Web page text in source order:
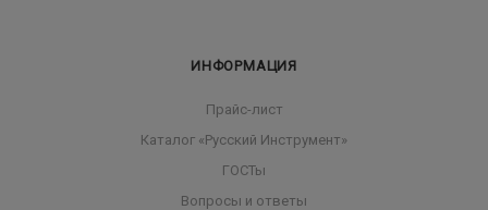
ИНФОРМАЦИЯ
Прайс-лист
Каталог «Русский Инструмент»
ГОСТы
Вопросы и ответы